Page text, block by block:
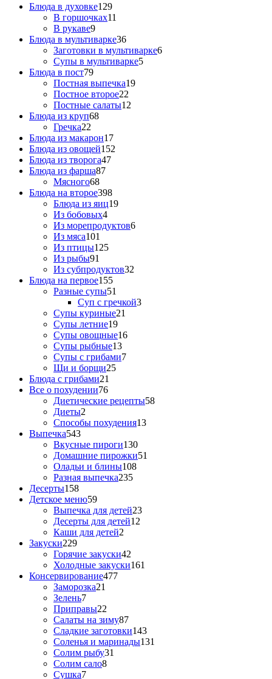
Блюда в духовке129
В горшочках11
В рукаве9
Блюда в мультиварке36
Заготовки в мультиварке6
Супы в мультиварке5
Блюда в пост79
Постная выпечка19
Постное второе22
Постные салаты12
Блюда из круп68
Гречка22
Блюда из макарон17
Блюда из овощей152
Блюда из творога47
Блюда из фарша87
Мясного68
Блюда на второе398
Блюда из яиц19
Из бобовых4
Из морепродуктов6
Из мяса101
Из птицы125
Из рыбы91
Из субпродуктов32
Блюда на первое155
Разные супы51
Суп с гречкой3
Супы куриные21
Супы летние19
Супы овощные16
Супы рыбные13
Супы с грибами7
Щи и борщи25
Блюда с грибами21
Все о похудении76
Диетические рецепты58
Диеты2
Способы похудения13
Выпечка543
Вкусные пироги130
Домашние пирожки51
Оладьи и блины108
Разная выпечка235
Десерты158
Детское меню59
Выпечка для детей23
Десерты для детей12
Каши для детей2
Закуски229
Горячие закуски42
Холодные закуски161
Консервирование477
Заморозка21
Зелень7
Приправы22
Салаты на зиму87
Сладкие заготовки143
Соленья и маринады131
Солим рыбу31
Солим сало8
Сушка7